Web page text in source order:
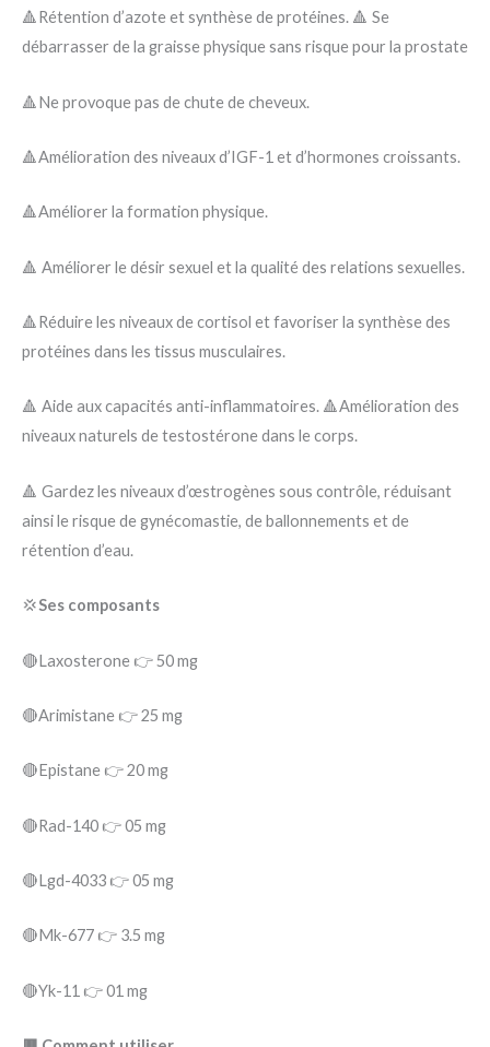
🔺Rétention d’azote et synthèse de protéines. 🔺 Se
débarrasser de la graisse physique sans risque pour la prostate
🔺Ne provoque pas de chute de cheveux.
🔺Amélioration des niveaux d’IGF-1 et d’hormones croissants.
🔺Améliorer la formation physique.
🔺 Améliorer le désir sexuel et la qualité des relations sexuelles.
🔺Réduire les niveaux de cortisol et favoriser la synthèse des
protéines dans les tissus musculaires.
🔺 Aide aux capacités anti-inflammatoires. 🔺Amélioration des
niveaux naturels de testostérone dans le corps.
🔺 Gardez les niveaux d’œstrogènes sous contrôle, réduisant
ainsi le risque de gynécomastie, de ballonnements et de
rétention d’eau.
💢Ses composants
🔴Laxosterone 👉 50 mg
🔴Arimistane 👉 25 mg
🔴Epistane 👉 20 mg
🔴Rad-140 👉 05 mg
🔴Lgd-4033 👉 05 mg
🔴Mk-677 👉 3.5 mg
🔴Yk-11 👉 01 mg